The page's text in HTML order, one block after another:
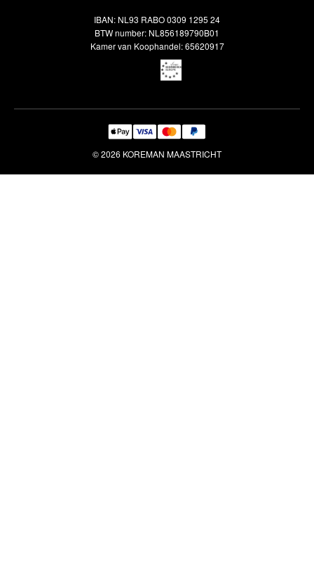
Veelgestelde vragen
IBAN: NL93 RABO 0309 1295 24
BTW number: NL856189790B01
Kamer van Koophandel: 65620917
© 2026 KOREMAN MAASTRICHT